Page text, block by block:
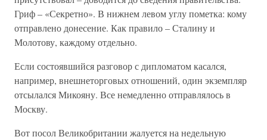
Гриф – «Секретно». В нижнем левом углу пометка: кому
отправлено донесение. Как правило – Сталину и
Молотову, каждому отдельно.
Если состоявшийся разговор с дипломатом касался,
например, внешнеторговых отношений, один экземпляр
отсылался Микояну. Все немедленно отправлялось в
Москву.
Вот посол Великобритании жалуется на недельную